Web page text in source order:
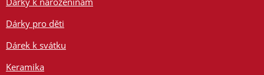
Dárky pro děti
Dárek k svátku
Keramika